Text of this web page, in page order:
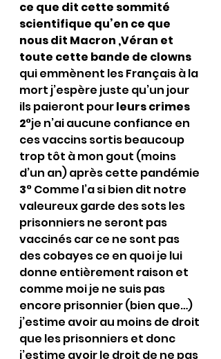
ce que dit cette sommité
scientifique qu’en ce que
nous dit Macron ,Véran et
toute cette bande de clowns
qui emmènent les Français à la
mort j’espère juste qu’un jour
ils paieront pour leurs crimes
2°je n’ai aucune confiance en
ces vaccins sortis beaucoup
trop tôt à mon gout (moins
d’un an) après cette pandémie
3° Comme l’a si bien dit notre
valeureux garde des sots les
prisonniers ne seront pas
vaccinés car ce ne sont pas
des cobayes ce en quoi je lui
donne entièrement raison et
comme moi je ne suis pas
encore prisonnier (bien que…)
j’estime avoir au moins de droit
que les prisonniers et donc
j’estime avoir le droit de ne pas